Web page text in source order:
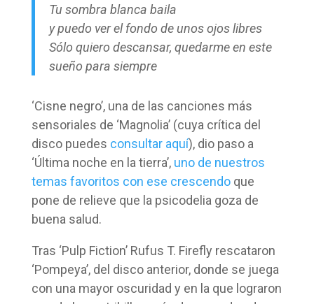
Tu sombra blanca baila
y puedo ver el fondo de unos ojos libres
Sólo quiero descansar, quedarme en este
sueño para siempre
‘Cisne negro’, una de las canciones más
sensoriales de ‘Magnolia’ (cuya crítica del
disco puedes consultar aquí), dio paso a
‘Última noche en la tierra’, uno de nuestros
temas favoritos con ese crescendoque
pone de relieve que la psicodelia goza de
buena salud.
Tras ‘Pulp Fiction’ Rufus T. Firefly rescataron
‘Pompeya’, del disco anterior, donde se juega
con una mayor oscuridad y en la que lograron